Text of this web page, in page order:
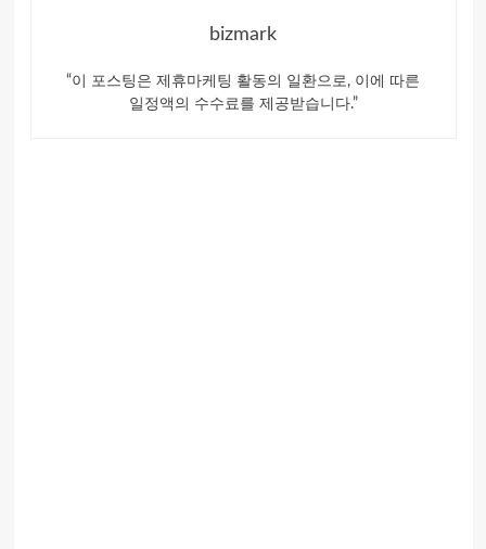
bizmark
“이 포스팅은 제휴마케팅 활동의 일환으로, 이에 따른
일정액의 수수료를 제공받습니다.”